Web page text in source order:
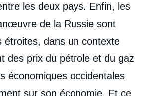
les deux pays. Enfin, les
de la Russie sont
étroites, dans un contexte
des prix du pétrole et du gaz
économiques occidentales
sur son économie. Et ce